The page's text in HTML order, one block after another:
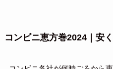
コンビニ恵方巻2024｜安